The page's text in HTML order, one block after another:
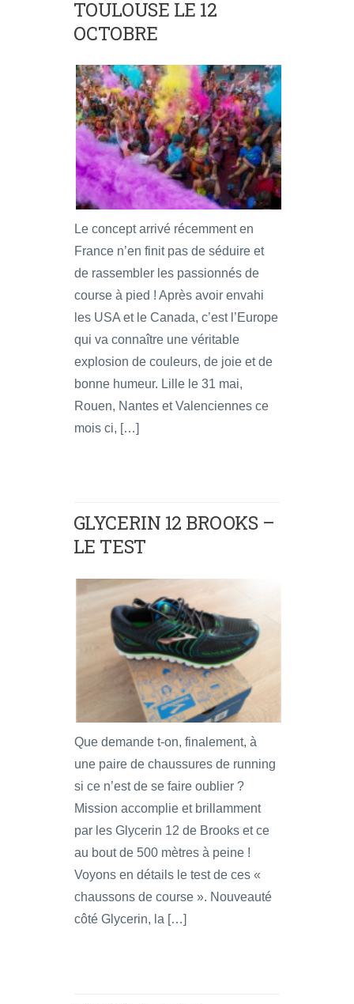
TOULOUSE LE 12
OCTOBRE
Le concept arrivé récemment en
France n’en finit pas de séduire et
de rassembler les passionnés de
course à pied ! Après avoir envahi
les USA et le Canada, c’est l’Europe
qui va connaître une véritable
explosion de couleurs, de joie et de
bonne humeur. Lille le 31 mai,
Rouen, Nantes et Valenciennes ce
mois ci, […]
GLYCERIN 12 BROOKS –
LE TEST
Que demande t-on, finalement, à
une paire de chaussures de running
si ce n’est de se faire oublier ?
Mission accomplie et brillamment
par les Glycerin 12 de Brooks et ce
au bout de 500 mètres à peine !
Voyons en détails le test de ces «
chaussons de course ». Nouveauté
côté Glycerin, la […]